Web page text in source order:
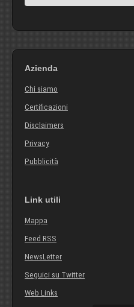
Azienda
Chi siamo
Certificazioni
Disclaimers
Privacy
Pubblicità
Link utili
Mappa
Feed RSS
NewsLetter
Seguici su Twitter
Web Links